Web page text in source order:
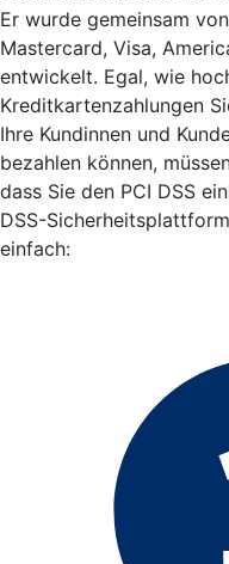
Er wurde gemeinsam
Mastercard, Visa,
entwickelt. Egal, wie
Kreditkartenzahlungen
Ihre Kundinnen und
bezahlen können,
dass Sie den PCI DSS
DSS-
einfach: